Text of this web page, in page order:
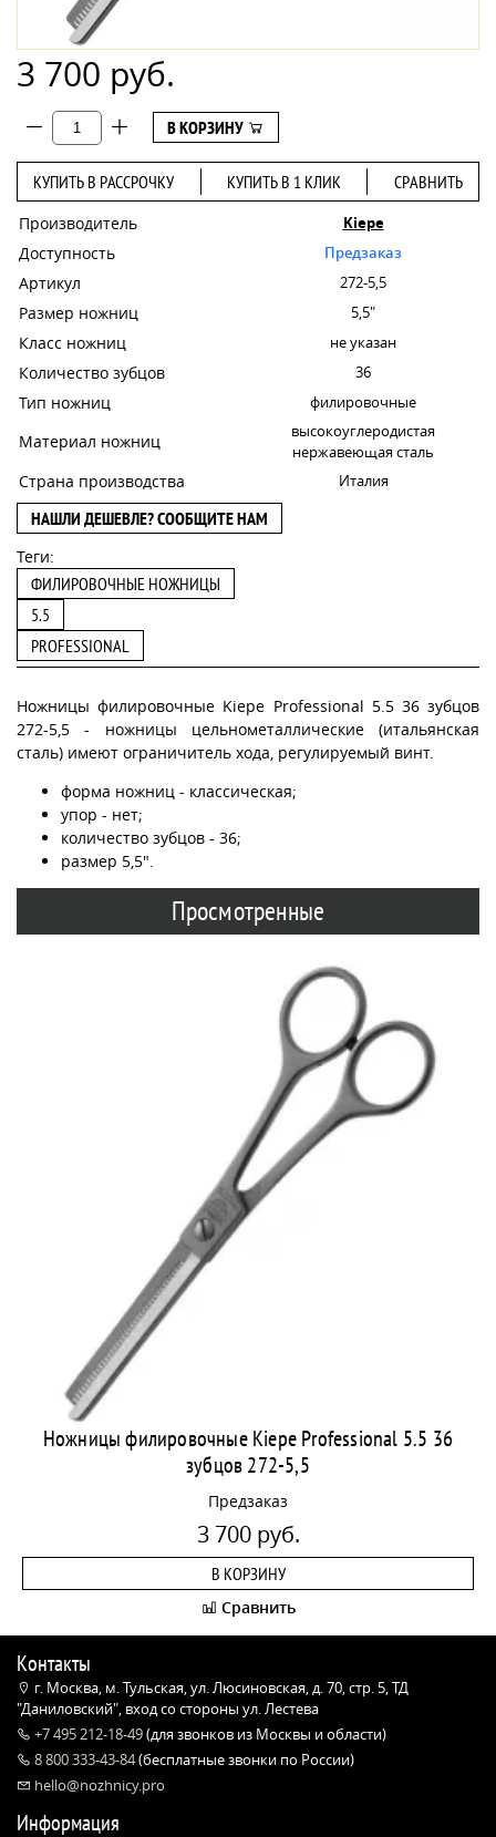
3 700 руб.
В КОРЗИНУ
КУПИТЬ В РАССРОЧКУ КУПИТЬ В 1 КЛИК СРАВНИТЬ
Производитель Kiepe
Доступность Предзаказ
Артикул 272-5,5
Размер ножниц 5,5"
Класс ножниц не указан
Количество зубцов 36
Тип ножниц филировочные
Материал ножниц
высокоуглеродистая
нержавеющая сталь
Страна производства Италия
НАШЛИ ДЕШЕВЛЕ? СООБЩИТЕ НАМ
Теги:
ФИЛИРОВОЧНЫЕ НОЖНИЦЫ
5.5
PROFESSIONAL
Ножницы филировочные Kiepe Professional 5.5 36 зубцов
272-5,5 - ножницы цельнометаллические (итальянская
сталь) имеют ограничитель хода, регулируемый винт.
форма ножниц - классическая;
упор - нет;
количество зубцов - 36;
размер 5,5".
Просмотренные
Ножницы филировочные Kiepe Professional 5.5 36
зубцов 272-5,5
Предзаказ
3 700 руб.
В КОРЗИНУ
Сравнить
Контакты
г. Москва, м. Тульская, ул. Люсиновская, д. 70, стр. 5, ТД
"Даниловский", вход со стороны ул. Лестева
+7 495 212-18-49(для звонков из Москвы и области)
8 800 333-43-84(бесплатные звонки по России)
hello@nozhnicy.pro
Информация